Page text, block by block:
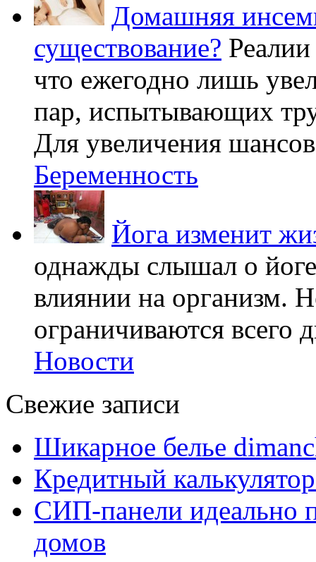
Домашняя
существование?
что ежегодно лишь
пар, испытывающих
Для увеличения
Беременность
Йога изменит
однажды слышал о
влиянии на организм.
ограничиваются всего
Новости
Свежие записи
Шикарное белье
Кредитный
СИП-панели идеально
домов